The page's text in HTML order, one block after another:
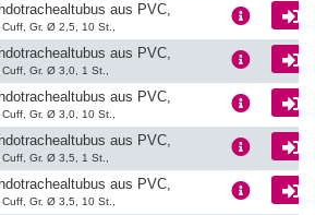
aus PVC,
Gr. Ø 2,5, 10 St.,
aus PVC,
Gr. Ø 3,0, 1 St.,
aus PVC,
Gr. Ø 3,0, 10 St.,
aus PVC,
Gr. Ø 3,5, 1 St.,
aus PVC,
Gr. Ø 3,5, 10 St.,